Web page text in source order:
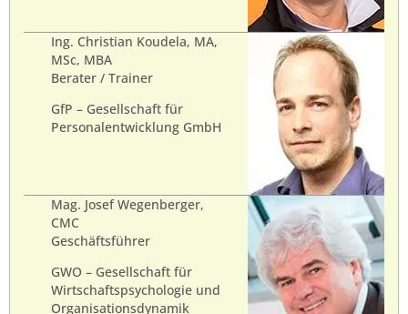
Ing. Christian Koudela, MA,
MSc, MBA
Berater / Trainer
GfP – Gesellschaft für
Personalentwicklung GmbH
Mag. Josef Wegenberger,
CMC
Geschäftsführer
GWO – Gesellschaft für
Wirtschaftspsychologie und
Organisationsdynamik